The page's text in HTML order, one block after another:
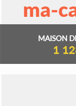
MAISON
1